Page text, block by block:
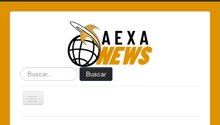
Buscar... Buscar
Toggle
Navigation